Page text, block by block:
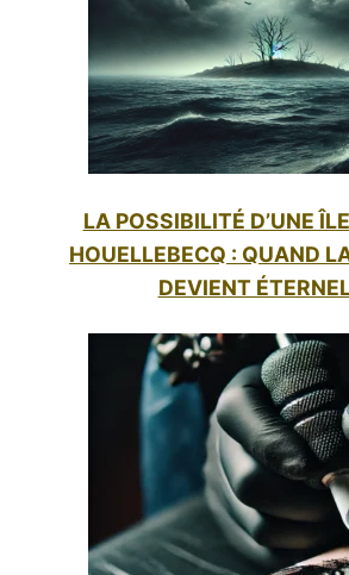
LA POSSIBILITÉ D’UNE
HOUELLEBECQ : QUAND
DEVIENT